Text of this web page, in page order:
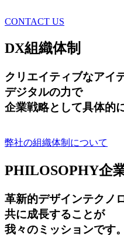
CONTACT US
DX組織体制
クリエイティブなアイ
デジタルの力で
企業戦略として具体的
弊社の組織体制について
PHILOSOPHY企
革新的デザインテクノ
共に成長することが
我々のミッションです。